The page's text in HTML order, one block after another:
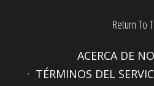
Return To
ACERCA DE
TÉRMINOS DEL